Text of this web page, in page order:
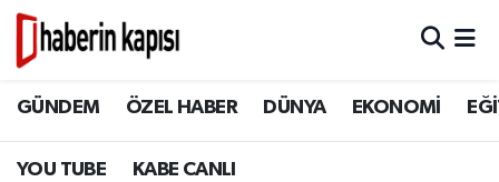
GÜNDEM ÖZEL HABER DÜNYA EKONOMİ
YOU TUBE KABE CANLI
DÜNYA
ÖZEL HABER
Trafik Durumu